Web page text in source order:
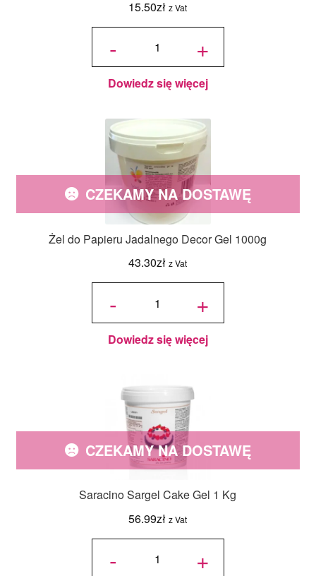
15.50zł z Vat
-
ilość Żel
Jadalnego
Decor Gel
90g +
Dowiedz się więcej
Żel do Papieru Jadalnego Decor Gel 1000g
43.30zł z Vat
CZEKAMY NA DOSTAWĘ
-
ilość Żel
Jadalnego
Decor Gel
1000g +
Dowiedz się więcej
Saracino Sargel Cake Gel 1 Kg
56.99zł z Vat
CZEKAMY NA DOSTAWĘ
-
ilość
Cake
Gel 1 Kg +